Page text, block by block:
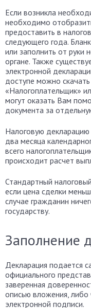
Если возникла
необходимо
предоставить в
следующего года.
или заполнить от руки
органе. Также
электронной
доступе можно
«Налогоплательщик»
могут оказать Вам
документа за
Налоговую
два месяца
всего
происходит расчет
Стандартный
если цена сделки
случае гражданин
государству.
Заполнение
Декларация подается
официального
заверенная
описью вложения,
электронной подписи.